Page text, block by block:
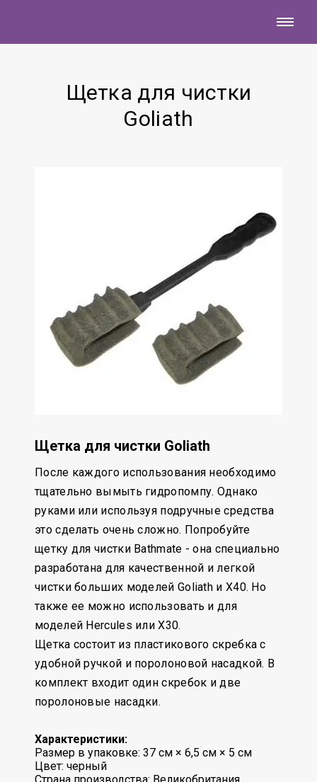
Щетка для чистки
Goliath
Щетка для чистки Goliath
После каждого использования необходимо
тщательно вымыть гидропомпу. Однако
руками или используя подручные средства
это сделать очень сложно. Попробуйте
щетку для чистки Bathmate - она специально
разработана для качественной и легкой
чистки больших моделей Goliath и X40. Но
также ее можно использовать и для
моделей Hercules или X30.
Щетка состоит из пластикового скребка с
удобной ручкой и поролоновой насадкой. В
комплект входит один скребок и две
поролоновые насадки.
Характеристики:
Размер в упаковке: 37 см × 6,5 см × 5 см
Цвет: черный